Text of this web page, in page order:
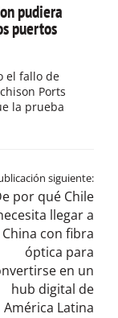
pudiera
puertos
el fallo de
Ports
la prueba
siguiente:
por qué Chile
llegar a
China con fibra
óptica para
en un
hub digital de
América Latina